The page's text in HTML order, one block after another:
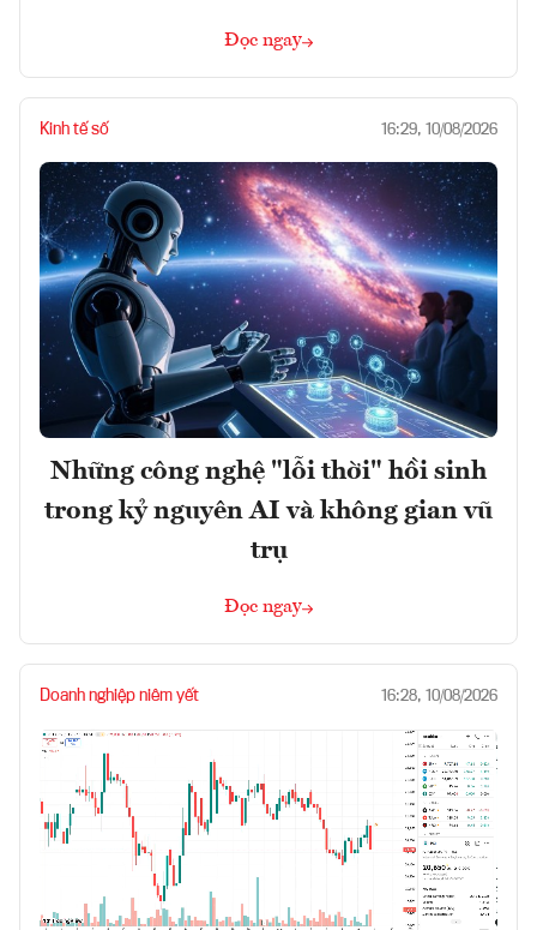
Đọc ngay
Kinh tế số 16:29, 10/08/2026
Những công nghệ "lỗi thời" hồi sinh
trong kỷ nguyên AI và không gian vũ
trụ
Đọc ngay
Doanh nghiệp niêm yết 16:28, 10/08/2026